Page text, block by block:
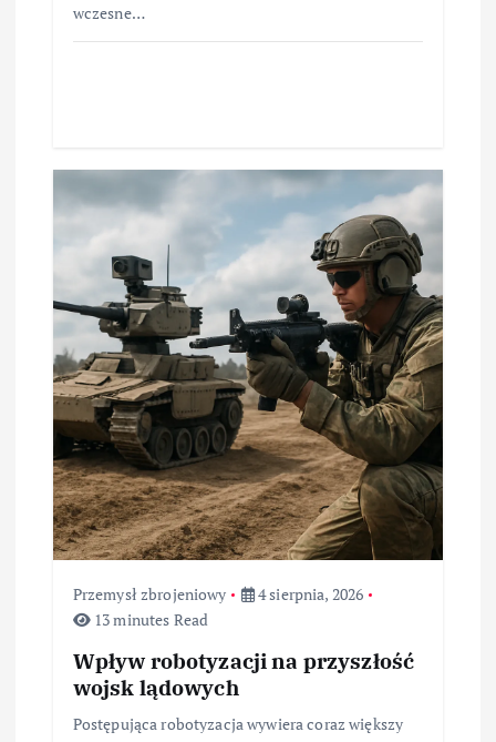
wczesne…
Przemysł zbrojeniowy
4 sierpnia, 2026
13 minutes Read
Wpływ robotyzacji na przyszłość
wojsk lądowych
Postępująca robotyzacja wywiera coraz większy